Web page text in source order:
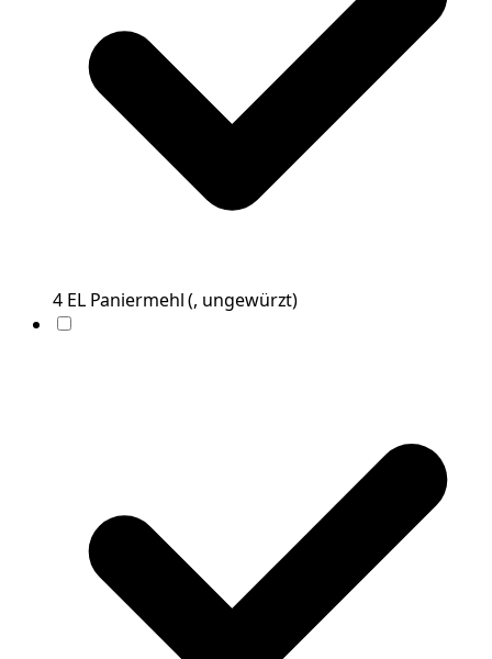
4 EL Paniermehl (, ungewürzt)